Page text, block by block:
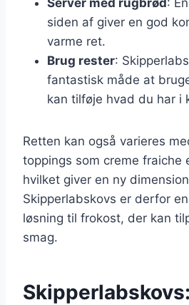
siden af giver en god
varme ret.
Brug rester:
fantastisk måde at
kan tilføje hvad du har i
Retten kan også varieres
toppings som creme fraiche
hvilket giver en ny
Skipperlabskovs er derfor
løsning til frokost, der kan
smag.